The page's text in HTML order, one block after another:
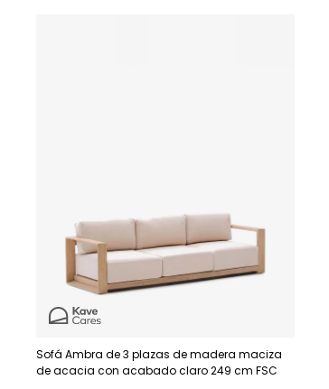
Sofá Ambra de 3 plazas de madera maciza
de acacia con acabado claro 249 cm FSC